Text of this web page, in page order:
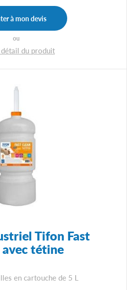
à mon devis
ou
du produit
Tifon Fast
avec tétine
en cartouche de 5 L